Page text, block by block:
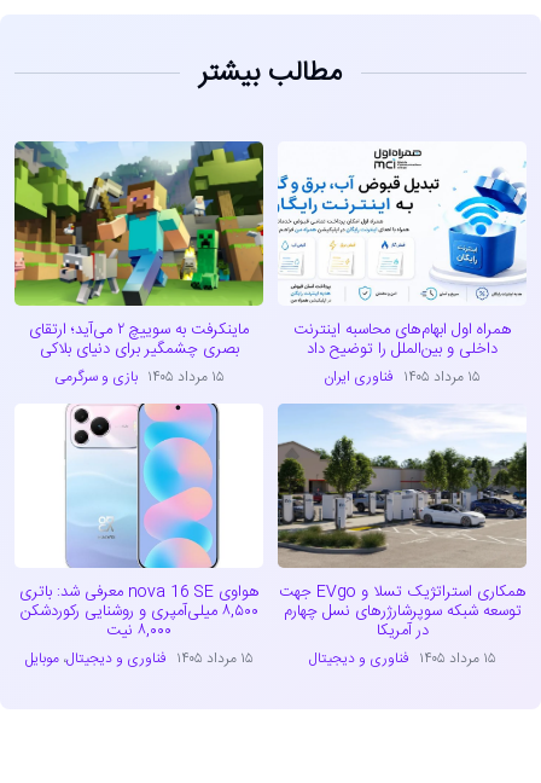
مطالب بیشتر
همراه اول ابهام‌های محاسبه اینترنت
داخلی و بین‌الملل را توضیح داد
۱۵ مرداد ۱۴۰۵ فناوری ایران
ماینکرفت به سوییچ ۲ می‌آید؛ ارتقای
بصری چشمگیر برای دنیای بلاکی
۱۵ مرداد ۱۴۰۵ بازی و سرگرمی
همکاری استراتژیک تسلا و EVgo جهت
توسعه شبکه سوپرشارژرهای نسل چهارم
در آمریکا
۱۵ مرداد ۱۴۰۵ فناوری و دیجیتال
هواوی nova 16 SE معرفی شد: باتری
۸,۵۰۰ میلی‌آمپری و روشنایی رکوردشکن
۸,۰۰۰ نیت
۱۵ مرداد ۱۴۰۵ فناوری و دیجیتال،موبایل